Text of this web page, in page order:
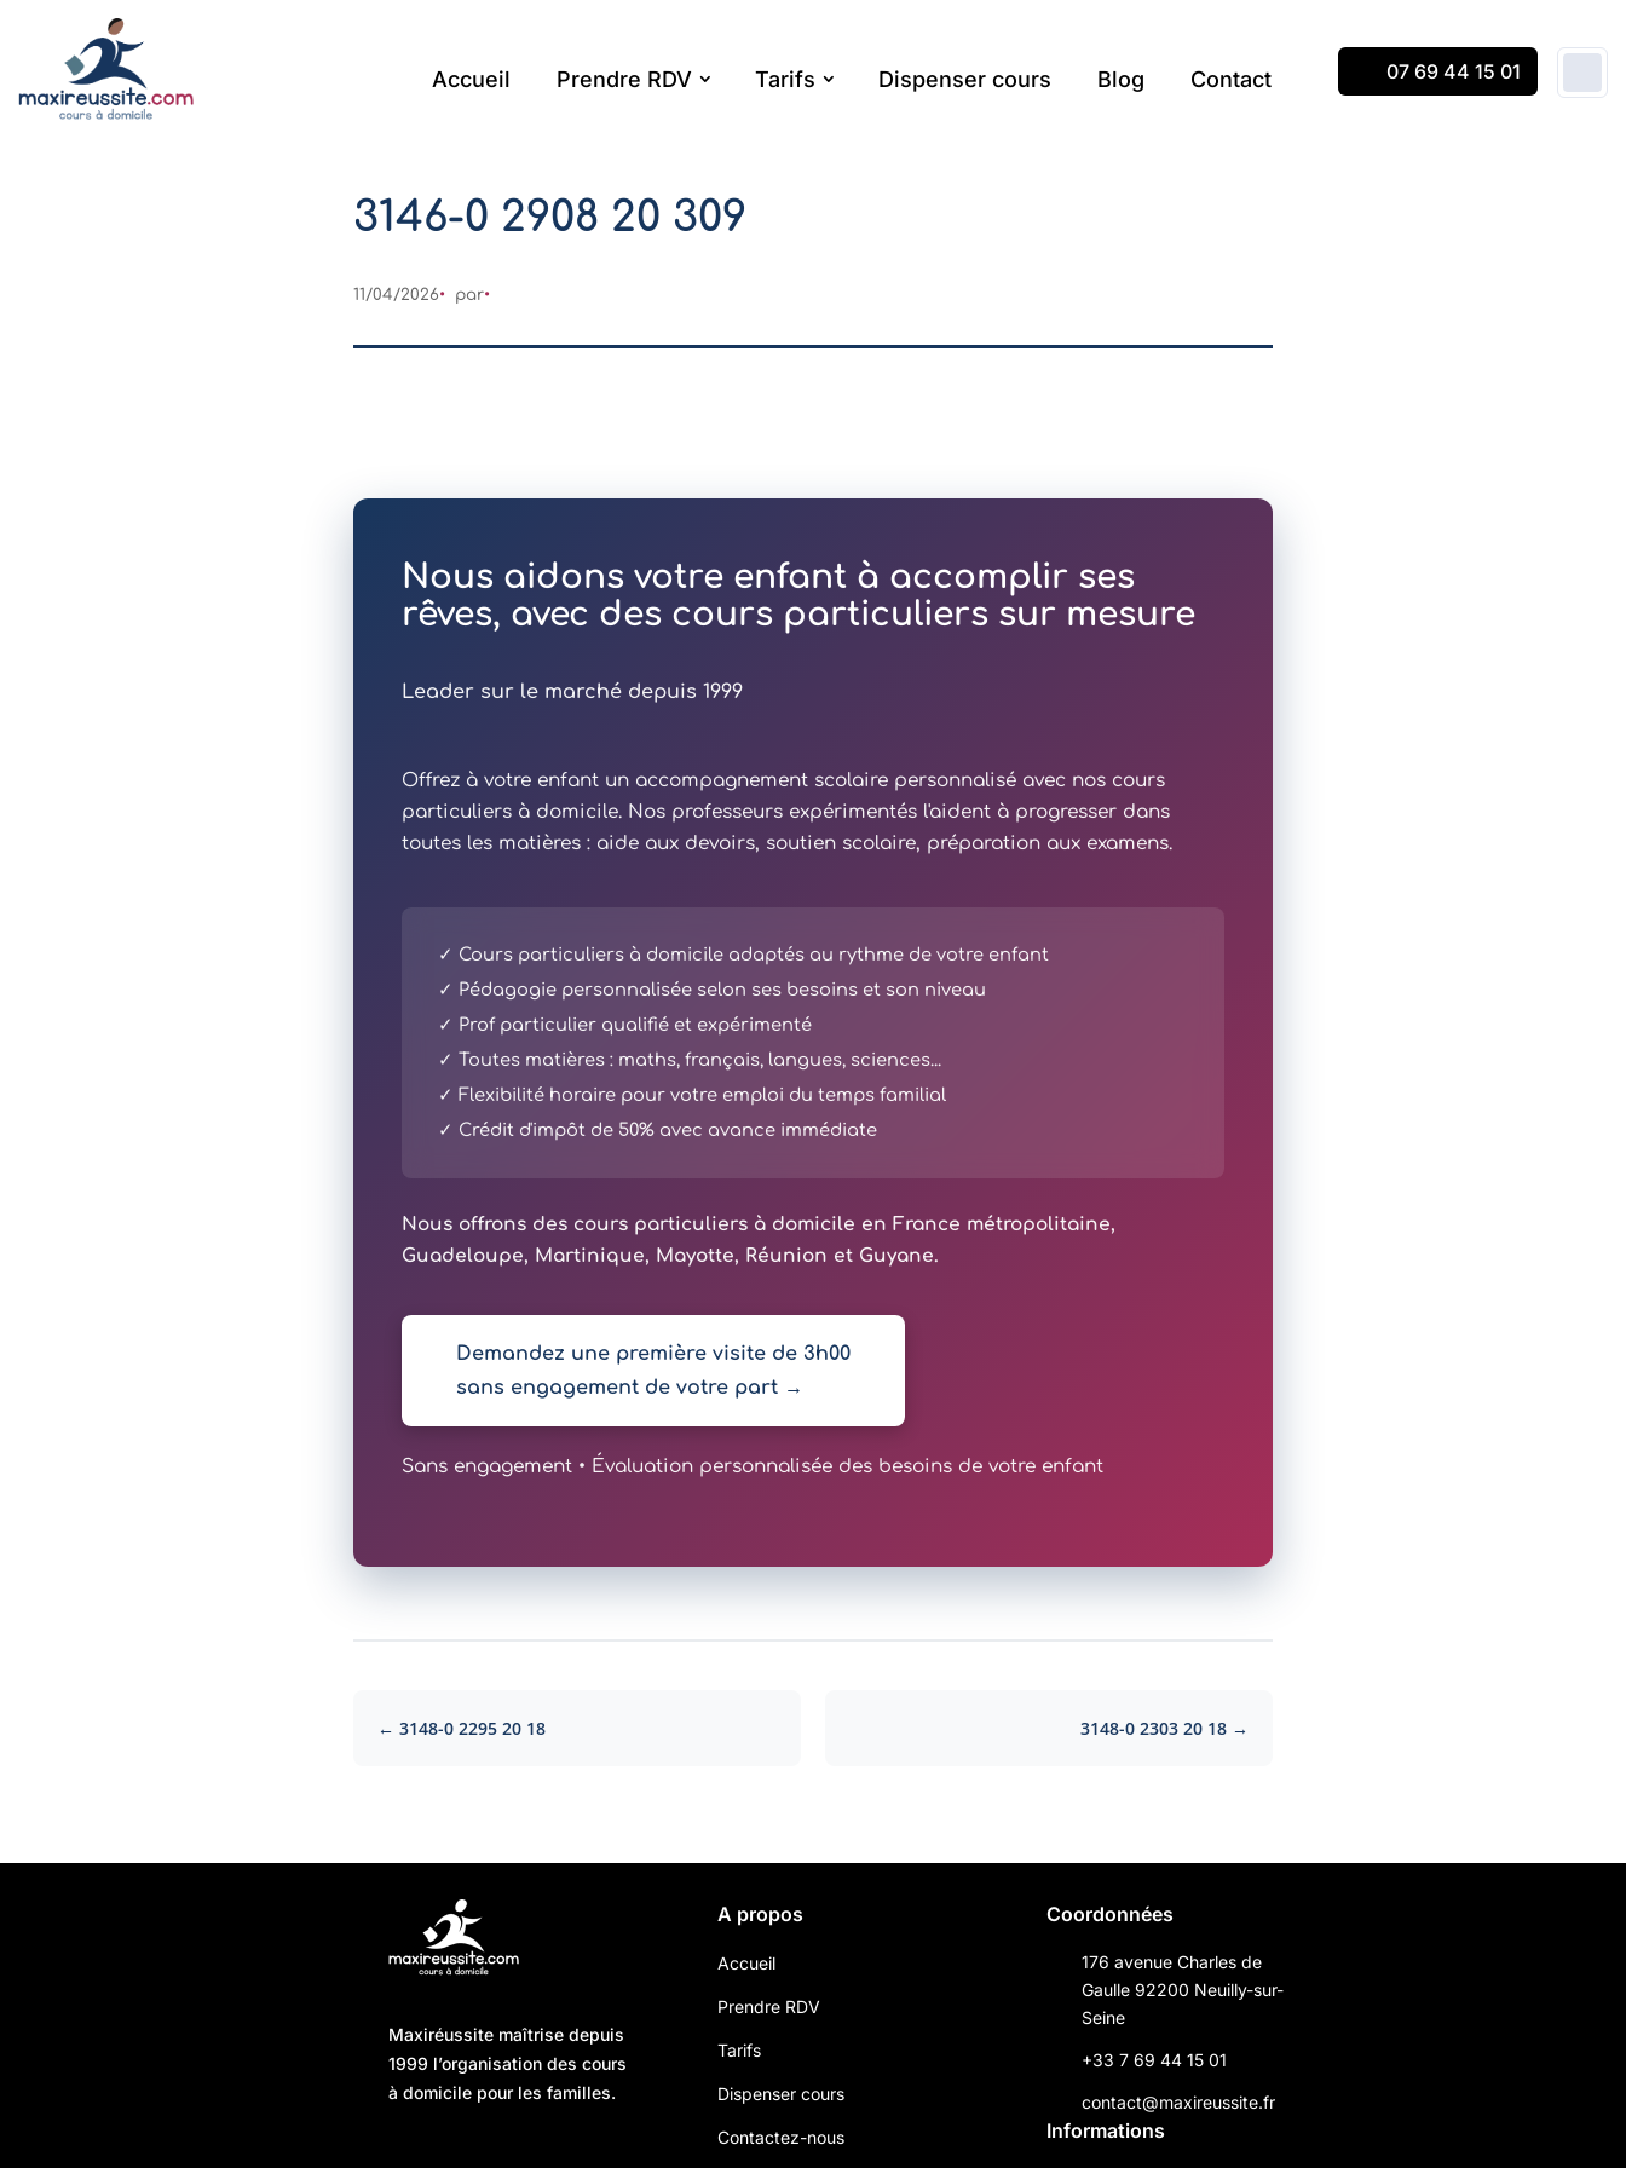
Accueil Prendre RDV Tarifs Dispenser cours Blog Contact 07 69 44 15 01
3146-0 2908 20 309
11/04/2026 par
Nous aidons votre enfant à accomplir ses
rêves, avec des cours particuliers sur mesure
Leader sur le marché depuis 1999
Offrez à votre enfant un accompagnement scolaire personnalisé avec nos cours
particuliers à domicile. Nos professeurs expérimentés l'aident à progresser dans
toutes les matières : aide aux devoirs, soutien scolaire, préparation aux examens.
✓ Cours particuliers à domicile adaptés au rythme de votre enfant
✓ Pédagogie personnalisée selon ses besoins et son niveau
✓ Prof particulier qualifié et expérimenté
✓ Toutes matières : maths, français, langues, sciences...
✓ Flexibilité horaire pour votre emploi du temps familial
✓ Crédit d'impôt de 50% avec avance immédiate
Nous offrons des cours particuliers à domicile en France métropolitaine,
Guadeloupe, Martinique, Mayotte, Réunion et Guyane.
Demandez une première visite de 3h00
sans engagement de votre part →
Sans engagement • Évaluation personnalisée des besoins de votre enfant
← 3148-0 2295 20 18 3148-0 2303 20 18 →
Maxiréussite maîtrise depuis
1999 l’organisation des cours
à domicile pour les familles.
A propos
Accueil
Prendre RDV
Tarifs
Dispenser cours
Contactez-nous
Coordonnées
176 avenue Charles de
Gaulle 92200 Neuilly-sur-
Seine
+33 7 69 44 15 01
contact@maxireussite.fr
Informations